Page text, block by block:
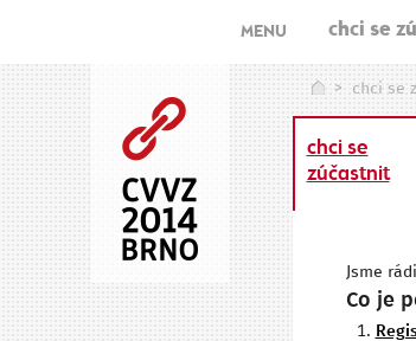
chci se
MENU
> chci se
chci se
zúčastnit
Jsme
Co je